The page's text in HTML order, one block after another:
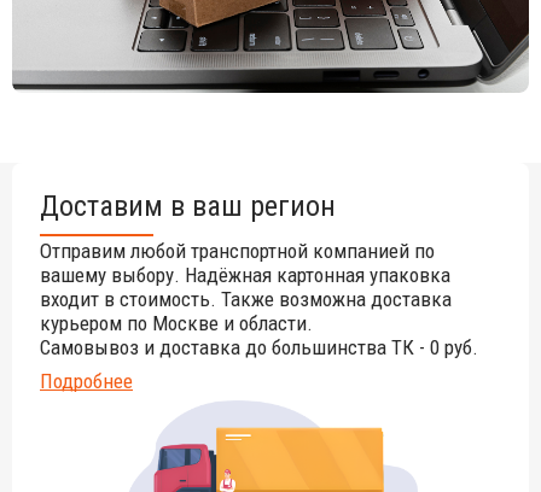
Доставим в ваш регион
Отправим любой транспортной компанией по
вашему выбору. Надёжная картонная упаковка
входит в стоимость. Также возможна доставка
курьером по Москве и области.
Самовывоз и доставка до большинства ТК - 0 руб.
Подробнее